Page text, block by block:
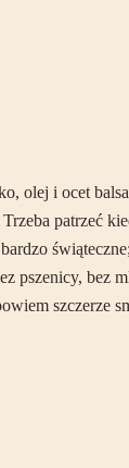
olej i ocet
patrzeć
pszenicy, bez
szczerze